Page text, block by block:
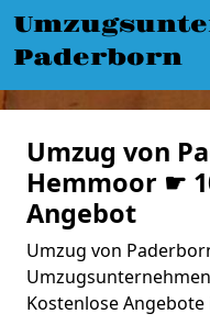
Paderborn
Umzug von
Hemmoor ☛
Angebot
Umzug von
Kostenlose Angebote